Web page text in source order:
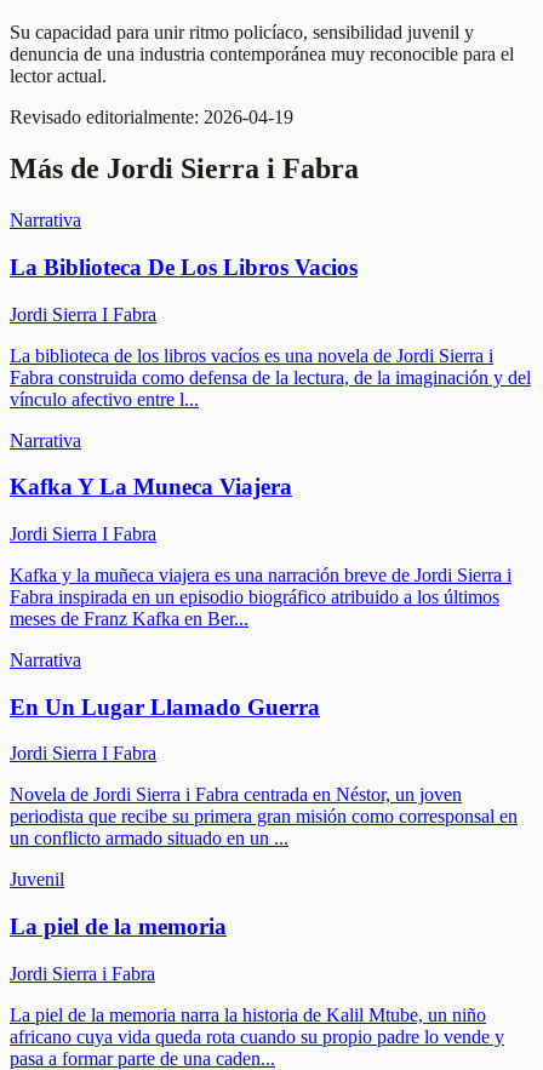
Su capacidad para unir ritmo policíaco, sensibilidad juvenil y
denuncia de una industria contemporánea muy reconocible para el
lector actual.
Revisado editorialmente: 2026-04-19
Más de Jordi Sierra i Fabra
Narrativa
La Biblioteca De Los Libros Vacios
Jordi Sierra I Fabra
La biblioteca de los libros vacíos es una novela de Jordi Sierra i
Fabra construida como defensa de la lectura, de la imaginación y del
vínculo afectivo entre l...
Narrativa
Kafka Y La Muneca Viajera
Jordi Sierra I Fabra
Kafka y la muñeca viajera es una narración breve de Jordi Sierra i
Fabra inspirada en un episodio biográfico atribuido a los últimos
meses de Franz Kafka en Ber...
Narrativa
En Un Lugar Llamado Guerra
Jordi Sierra I Fabra
Novela de Jordi Sierra i Fabra centrada en Néstor, un joven
periodista que recibe su primera gran misión como corresponsal en
un conflicto armado situado en un ...
Juvenil
La piel de la memoria
Jordi Sierra i Fabra
La piel de la memoria narra la historia de Kalil Mtube, un niño
africano cuya vida queda rota cuando su propio padre lo vende y
pasa a formar parte de una caden...